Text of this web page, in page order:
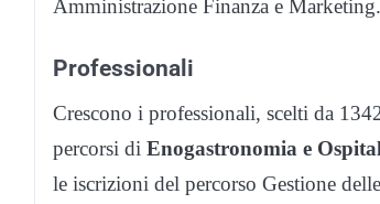
Amministrazione Finanza e Marketing.
Professionali
Crescono i professionali, scelti da
percorsi di Enogastronomia e
le iscrizioni del percorso Gestione